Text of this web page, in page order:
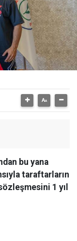
bu yana
taraftarların
1 yıl